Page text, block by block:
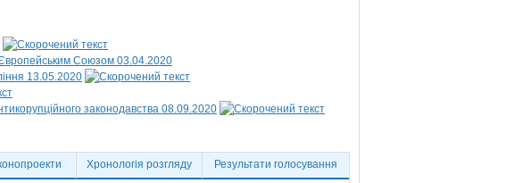
Європейським Союзом 03.04.2020
13.05.2020
законодавства 08.09.2020
Хронологія розгляду Результати голосування